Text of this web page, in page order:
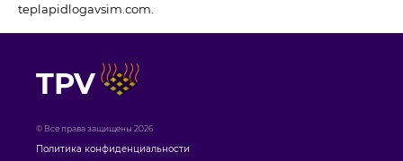
teplapidlogavsim.com.
TPV
© Все права защищены 2026
Политика конфиденциальности